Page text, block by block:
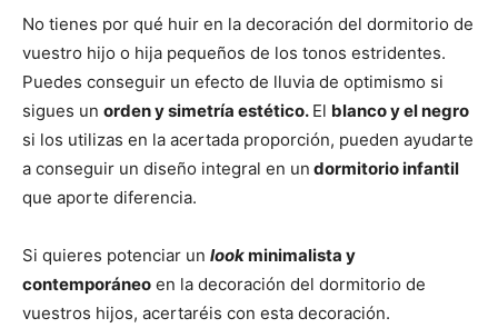
No tienes por qué huir en la decoración del dormitorio de
vuestro hijo o hija pequeños de los tonos estridentes.
Puedes conseguir un efecto de lluvia de optimismo si
sigues un orden y simetría estético. El blanco y el negro
si los utilizas en la acertada proporción, pueden ayudarte
a conseguir un diseño integral en un dormitorio infantil
que aporte diferencia.
Si quieres potenciar un lookminimalista y
contemporáneo en la decoración del dormitorio de
vuestros hijos, acertaréis con esta decoración.